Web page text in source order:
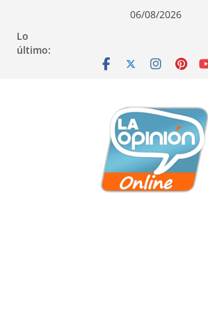
contenido
navegación
contenido
06/08/2026
Lo
último: